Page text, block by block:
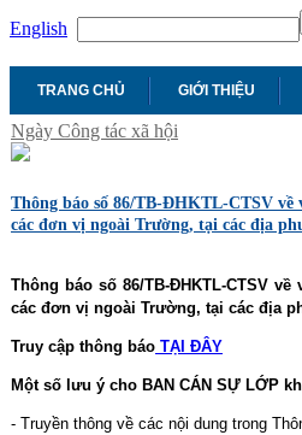
English
TRANG CHỦ GIỚI THIỆU
Ngày Công tác xã hội
Thông báo số 86/TB-ĐHKTL-CTSV
các đơn vị ngoài Trường, tại các địa
Thông báo số 86/TB-ĐHKTL-CTSV về
các đơn vị ngoài Trường, tại các địa
Truy cập thông báo TẠI ĐÂY
Một số lưu ý cho BAN CÁN SỰ LỚP
- Truyền thông về các nội dung trong